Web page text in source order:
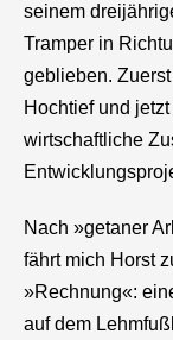
seinem
Tramper in
geblieben.
Hochtief und
wirtschaftliche
Nach »getaner
fährt mich Horst
»Rechnung«:
auf dem